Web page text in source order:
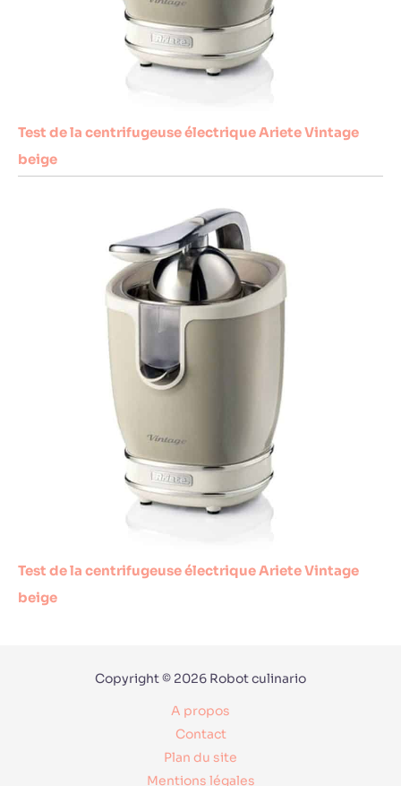
Test de la centrifugeuse électrique Ariete Vintage
beige
Test de la centrifugeuse électrique Ariete Vintage
beige
Copyright © 2026 Robot culinario
A propos
Contact
Plan du site
Mentions légales